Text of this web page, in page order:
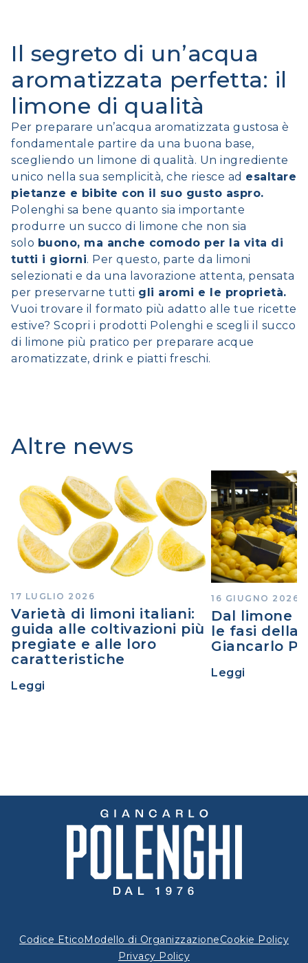
Il segreto di un’acqua
aromatizzata perfetta: il
limone di qualità
Per preparare un’acqua aromatizzata gustosa è
fondamentale partire da una buona base,
scegliendo un limone di qualità. Un ingrediente
unico nella sua semplicità, che riesce ad esaltare
pietanze e bibite con il suo gusto aspro.
Polenghi sa bene quanto sia importante
produrre un succo di limone che non sia
solo buono, ma anche comodo per la vita di
tutti i giorni. Per questo, parte da limoni
selezionati e da una lavorazione attenta, pensata
per preservarne tutti gli aromi e le proprietà.
Vuoi trovare il formato più adatto alle tue ricette
estive? Scopri i prodotti Polenghi e scegli il succo
di limone più pratico per preparare acque
aromatizzate, drink e piatti freschi.
Altre news
17 LUGLIO 2026
Varietà di limoni italiani:
guida alle coltivazioni più
pregiate e alle loro
caratteristiche
Leggi
16 GIUGNO 2026
Dal limone
le fasi della
Giancarlo
Leggi
Codice Etico Modello di OrganizzazioneCookie Policy
Privacy Policy